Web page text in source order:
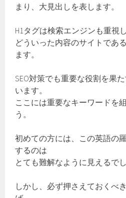
まり、大見出しを表します。
H1タグは検索エンジンも重視
どういった内容のサイトであ
ます。
SEO対策でも重要な役割を果
います。
ここには重要なキーワードを
う。
初めての方には、この英語の
するのは
とても難解なように見えるでし
しかし、必ず押さえておくべ